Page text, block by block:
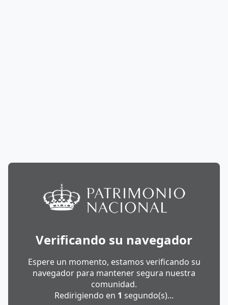
Verificando su navegador
Espere un momento, estamos verificando su
navegador para mantener segura nuestra
comunidad.
Redirigiendo en 1 segundo(s)...